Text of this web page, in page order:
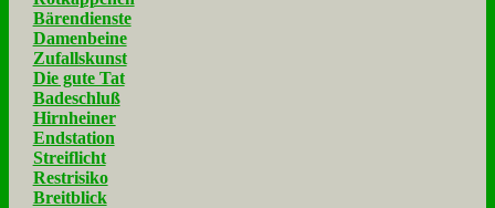
Bärendienste
Damenbeine
Zufallskunst
Die gute Tat
Badeschluß
Hirnheiner
Endstation
Streiflicht
Restrisiko
Breitblick